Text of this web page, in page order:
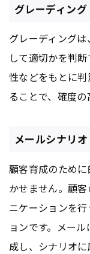
グレーディング
グレーディング
して適切かを判
性などをもとに
ることで、確度
メールシナリオ
顧客育成のため
かせません。顧
ニケーションを
ョンです。メー
成し、シナリオ